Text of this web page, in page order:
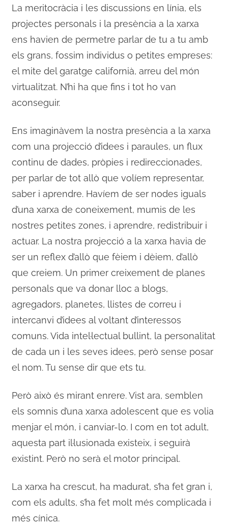
La meritocràcia i les discussions en línia, els
projectes personals i la presència a la xarxa
ens havien de permetre parlar de tu a tu amb
els grans, fossim individus o petites empreses:
el mite del garatge californià, arreu del món
virtualitzat. N’hi ha que fins i tot ho van
aconseguir.
Ens imaginàvem la nostra presència a la xarxa
com una projecció d’idees i paraules, un flux
continu de dades, pròpies i redireccionades,
per parlar de tot allò que volíem representar,
saber i aprendre. Havíem de ser nodes iguals
d’una xarxa de coneixement, mumis de les
nostres petites zones, i aprendre, redistribuir i
actuar. La nostra projecció a la xarxa havia de
ser un reflex d’allò que fèiem i dèiem, d’allò
que creiem. Un primer creixement de planes
personals que va donar lloc a blogs,
agregadors, planetes, llistes de correu i
intercanvi d’idees al voltant d’interessos
comuns. Vida intel·lectual bullint, la personalitat
de cada un i les seves idees, però sense posar
el nom. Tu sense dir que ets tu.
Però això és mirant enrere. Vist ara, semblen
els somnis d’una xarxa adolescent que es volia
menjar el món, i canviar-lo. I com en tot adult,
aquesta part il·lusionada existeix, i seguirà
existint. Però no serà el motor principal.
La xarxa ha crescut, ha madurat, s’ha fet gran i,
com els adults, s’ha fet molt més complicada i
més cínica.